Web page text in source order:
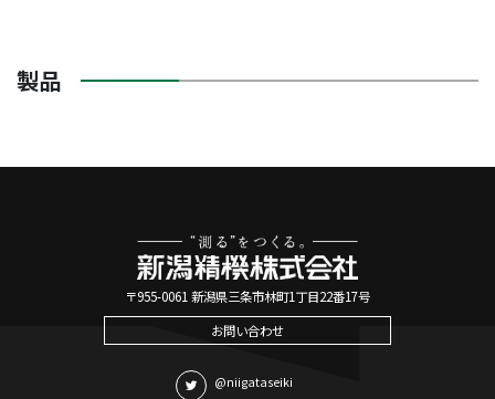
製品
〒955-0061 新潟県三条市林町1丁目22番17号
お問い合わせ
@niigataseiki